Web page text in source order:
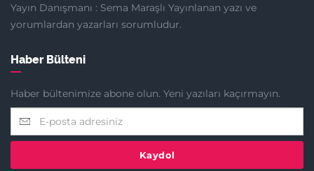
Yayın Danışmanı : Sema Maraşlı Yayınlanan yazı ve
yorumlardan yazarları sorumludur.
Haber Bülteni
Haber bültenimize abone olun. Yeni yazıları kaçırmayın.
Kaydol